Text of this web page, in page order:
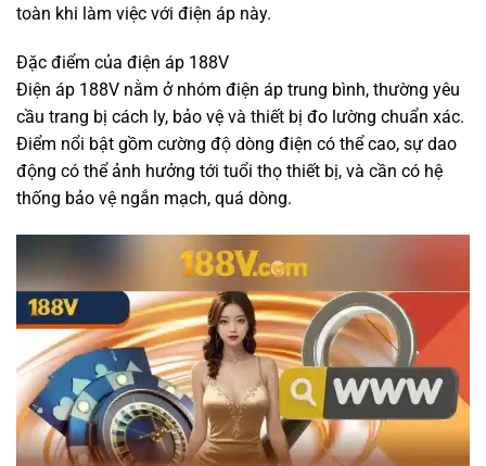
toàn khi làm việc với điện áp này.
Đặc điểm của điện áp 188V
Điện áp 188V nằm ở nhóm điện áp trung bình, thường yêu
cầu trang bị cách ly, bảo vệ và thiết bị đo lường chuẩn xác.
Điểm nổi bật gồm cường độ dòng điện có thể cao, sự dao
động có thể ảnh hưởng tới tuổi thọ thiết bị, và cần có hệ
thống bảo vệ ngắn mạch, quá dòng.